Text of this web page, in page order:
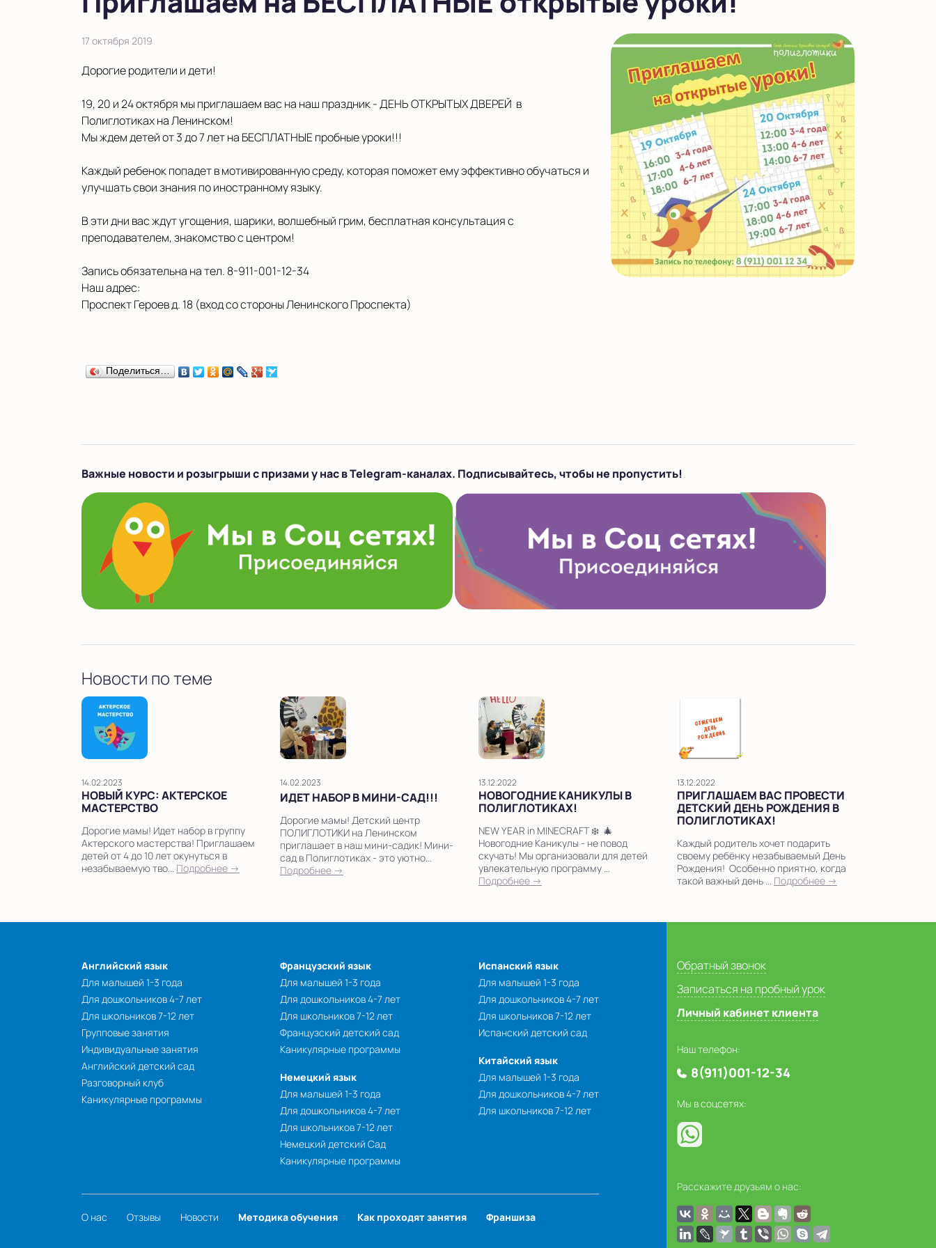
17 октября 2019
Дорогие родители и дети!
19, 20 и 24 октября мы приглашаем вас на наш праздник - ДЕНЬ ОТКРЫТЫХ ДВЕРЕЙ в
Полиглотиках на Ленинском!
Мы ждем детей от 3 до 7 лет на БЕСПЛАТНЫЕ пробные уроки!!!
Каждый ребенок попадет в мотивированную среду, которая поможет ему эффективно обучаться и
улучшать свои знания по иностранному языку.
В эти дни вас ждут угощения, шарики, волшебный грим, бесплатная консультация с
преподавателем, знакомство с центром!
Запись обязательна на тел. 8-911-001-12-34
Наш адрес:
Проспект Героев д. 18 (вход со стороны Ленинского Проспекта)
Поделиться…
Важные новости и розыгрыши с призами у нас в Telegram-каналах. Подписывайтесь, чтобы не пропустить!
Новости по теме
14.02.2023
НОВЫЙ КУРС: АКТЕРСКОЕ
МАСТЕРСТВО
Дорогие мамы! Идет набор в группу
Актерского мастерства! Приглашаем
детей от 4 до 10 лет окунуться в
незабываемую тво... Подробнее →
14.02.2023
ИДЕТ НАБОР В МИНИ-САД!!!
Дорогие мамы! Детский центр
ПОЛИГЛОТИКИ на Ленинском
приглашает в наш мини-садик! Мини-
сад в Полиглотиках - это уютно...
Подробнее →
13.12.2022
НОВОГОДНИЕ КАНИКУЛЫ В
ПОЛИГЛОТИКАХ!
NEW YEAR in MINECRAFT ❄️ 🎄
Новогодние Каникулы - не повод
скучать! Мы организовали для детей
увлекательную программу ...
Подробнее →
13.12.2022
ПРИГЛАШАЕМ ВАС ПРОВЕСТИ
ДЕТСКИЙ ДЕНЬ РОЖДЕНИЯ В
ПОЛИГЛОТИКАХ!
Каждый родитель хочет подарить
своему ребёнку незабываемый День
Рождения! Особенно приятно, когда
такой важный день ... Подробнее →
Английский язык
Для малышей 1-3 года
Для дошкольников 4-7 лет
Для школьников 7-12 лет
Групповые занятия
Индивидуальные занятия
Английский детский сад
Разговорный клуб
Каникулярные программы
Французский язык
Для малышей 1-3 года
Для дошкольников 4-7 лет
Для школьников 7-12 лет
Французский детский сад
Каникулярные программы
Немецкий язык
Для малышей 1-3 года
Для дошкольников 4-7 лет
Для школьников 7-12 лет
Немецкий детский Сад
Каникулярные программы
Испанский язык
Для малышей 1-3 года
Для дошкольников 4-7 лет
Для школьников 7-12 лет
Испанский детский сад
Китайский язык
Для малышей 1-3 года
Для дошкольников 4-7 лет
Для школьников 7-12 лет
О нас Отзывы Новости Методика обучения Как проходят занятия Франшиза
Обратный звонок
Записаться на пробный урок
Личный кабинет клиента
Наш телефон:
8(911)001-12-34
Мы в соцсетях:
Расскажите друзьям о нас: